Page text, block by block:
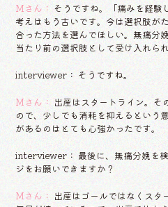
Mさん： そうですね。「痛みを経験
考えはもう古いです。今は選択肢が
合った方法を選んでほしい。無痛分
当たり前の選択肢として受け入れら
interviewer： そうですね。
Mさん： 出産はスタートライン。そ
ので、少しでも消耗を抑えるという
があるのはとても心強かったです。
interviewer： 最後に、無痛分娩を
ジをお願いできますか？
Mさん： 出産はゴールではなくスタ